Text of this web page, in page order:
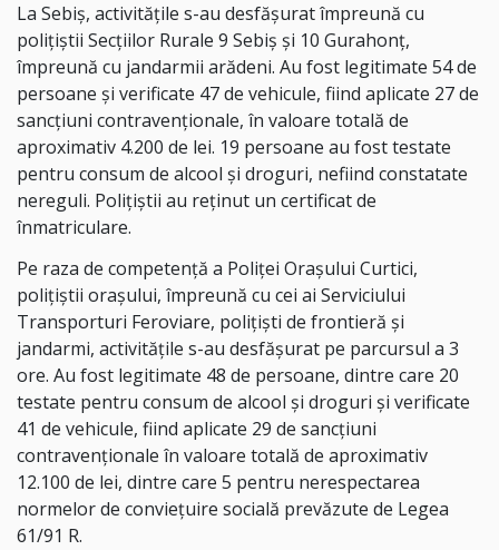
La Sebiș, activitățile s-au desfășurat împreună cu
polițiștii Secțiilor Rurale 9 Sebiș și 10 Gurahonț,
împreună cu jandarmii arădeni. Au fost legitimate 54 de
persoane și verificate 47 de vehicule, fiind aplicate 27 de
sancțiuni contravenționale, în valoare totală de
aproximativ 4.200 de lei. 19 persoane au fost testate
pentru consum de alcool și droguri, nefiind constatate
nereguli. Polițiștii au reținut un certificat de
înmatriculare.
Pe raza de competență a Poliței Orașului Curtici,
polițiștii orașului, împreună cu cei ai Serviciului
Transporturi Feroviare, polițiști de frontieră și
jandarmi, activitățile s-au desfășurat pe parcursul a 3
ore. Au fost legitimate 48 de persoane, dintre care 20
testate pentru consum de alcool și droguri și verificate
41 de vehicule, fiind aplicate 29 de sancțiuni
contravenționale în valoare totală de aproximativ
12.100 de lei, dintre care 5 pentru nerespectarea
normelor de conviețuire socială prevăzute de Legea
61/91 R.